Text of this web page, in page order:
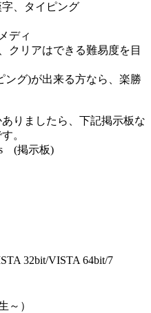
、タイピング
ディ
クリアはできる難易度を目
ング)が出来る方なら、楽勝
りましたら、下記掲示板な
。
(掲示板)
32bit/VISTA 64bit/7
～）